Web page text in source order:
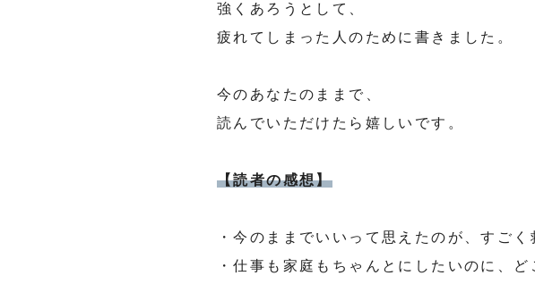
強くあろうとして、
疲れてしまった人のために書きました。
今のあなたのままで、
読んでいただけたら嬉しいです。
【読者の感想】
・今のままでいいって思えたのが、すごく
・仕事も家庭もちゃんとにしたいのに、